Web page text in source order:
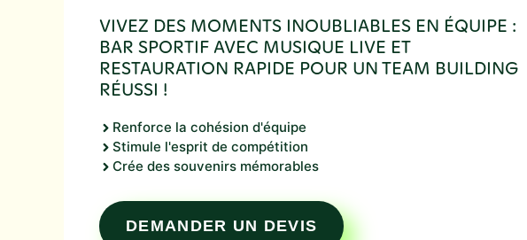
VIVEZ DES MOMENTS INOUBLIABLES EN ÉQUIPE :
BAR SPORTIF AVEC MUSIQUE LIVE ET
RESTAURATION RAPIDE POUR UN TEAM BUILDING
RÉUSSI !
Renforce la cohésion d'équipe
Stimule l'esprit de compétition
Crée des souvenirs mémorables
DEMANDER UN DEVIS